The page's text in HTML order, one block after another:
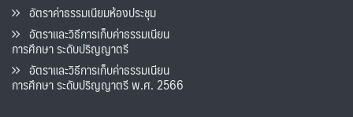
อัตราค่าธรรมเนียมห้องประชุม
อัตราและวิธีการเก็บค่าธรรมเนียน
การศึกษา ระดับปริญญาตรี
อัตราและวิธีการเก็บค่าธรรมเนียน
การศึกษา ระดับปริญญาตรี พ.ศ. 2566